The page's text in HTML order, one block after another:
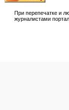
При перепечатке и
журналистами